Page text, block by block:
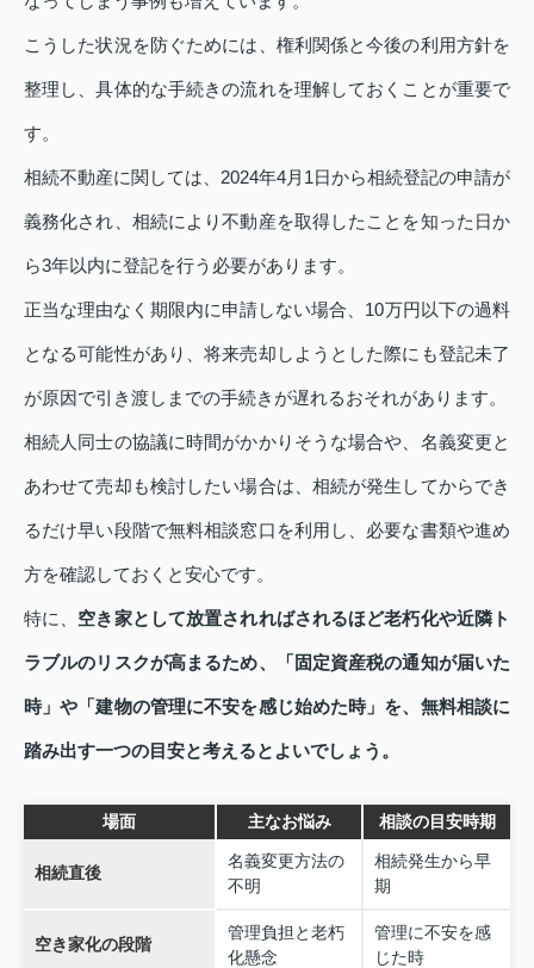
こうした状況を防ぐためには、権利関係と今後の利用方針を
整理し、具体的な手続きの流れを理解しておくことが重要で
す。
相続不動産に関しては、2024年4月1日から相続登記の申請が
義務化され、相続により不動産を取得したことを知った日か
ら3年以内に登記を行う必要があります。
正当な理由なく期限内に申請しない場合、10万円以下の過料
となる可能性があり、将来売却しようとした際にも登記未了
が原因で引き渡しまでの手続きが遅れるおそれがあります。
相続人同士の協議に時間がかかりそうな場合や、名義変更と
あわせて売却も検討したい場合は、相続が発生してからでき
るだけ早い段階で無料相談窓口を利用し、必要な書類や進め
方を確認しておくと安心です。
特に、 空き家として放置されればされるほど老朽化や近隣ト
ラブルのリスクが高まるため、「固定資産税の通知が届いた
時」や「建物の管理に不安を感じ始めた時」を、無料相談に
踏み出す一つの目安と考えるとよいでしょう。
場面 主なお悩み 相談の目安時期
相続直後
名義変更方法の
不明
相続発生から早
期
空き家化の段階
管理負担と老朽
化懸念
管理に不安を感
じた時